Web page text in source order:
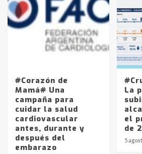
#Corazón de
Mamá# Una
campaña para
cuidar la salud
cardiovascular
antes, durante y
después del
embarazo
La
el
de
5